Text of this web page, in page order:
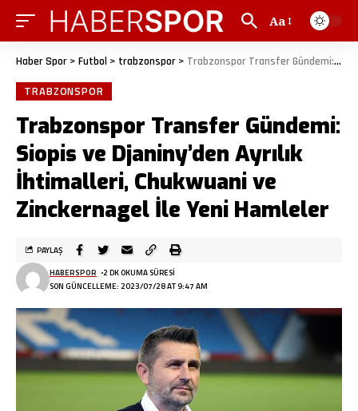
Aa
Haber Spor > Futbol > trabzonspor > Trabzonspor Transfer Gündemi: Siopis ve Djaniny’den Ayrılık İhtimalleri, Chukwuani ve Zinckernagel İle Yeni Hamleler
TRABZONSPOR
Trabzonspor Transfer Gündemi:
Siopis ve Djaniny’den Ayrılık
İhtimalleri, Chukwuani ve
Zinckernagel İle Yeni Hamleler
SON GÜNCELLEME: 2023/07/28 AT 9:47 AM
HABERSPOR 2 DK OKUMA SÜRESI
PAYLAŞ